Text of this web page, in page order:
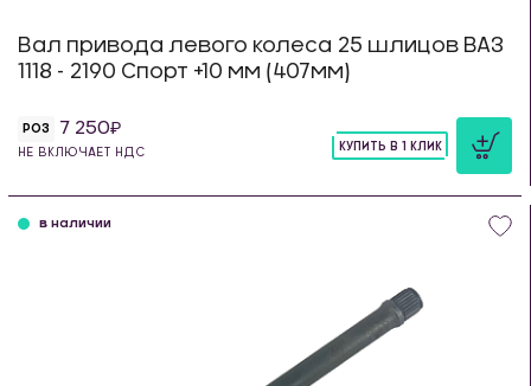
Вал привода левого колеса 25 шлицов ВАЗ
1118 - 2190 Спорт +10 мм (407мм)
РОЗ 7 250
НЕ ВКЛЮЧАЕТ НДС
КУПИТЬ В 1 КЛИК
в наличии